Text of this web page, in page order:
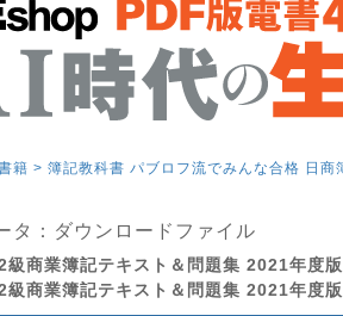
籍 > 簿記教科書 パブロフ流でみんな合格 日
タ：ダウンロードファイル
2級商業簿記テキスト＆問題集 2021年度
2級商業簿記テキスト＆問題集 2021年度